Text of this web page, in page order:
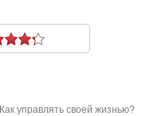
Как управлять своей жизнью?